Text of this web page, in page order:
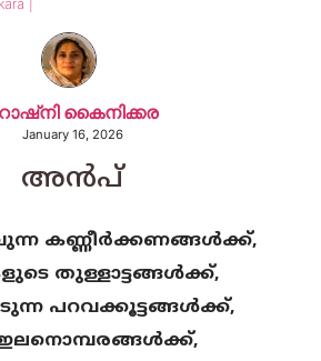
|
കൈനിക്കര
January 16, 2026
അൻപ്
കണ്ണീർക്കണങ്ങൾക്ക്,
തുള്ളാട്ടങ്ങൾക്ക്,
പറവക്കൂട്ടങ്ങൾക്ക്‌,